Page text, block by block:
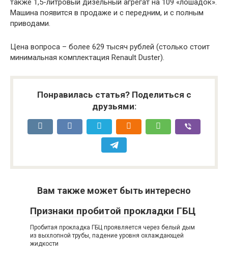
также 1,5-литровый дизельный агрегат на 109 «лошадок».
Машина появится в продаже и с передним, и с полным
приводами.
Цена вопроса – более 629 тысяч рублей (столько стоит
минимальная комплектация Renault Duster).
Понравилась статья? Поделиться с
друзьями:
Вам также может быть интересно
Признаки пробитой прокладки ГБЦ
Пробитая прокладка ГБЦ проявляется через белый дым
из выхлопной трубы, падение уровня охлаждающей
жидкости